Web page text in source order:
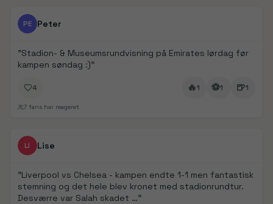
FanDays bidrag
PE Peter
"Stadion- & Museumsrundvisning på Emirates lørdag før
kampen søndag :)"
4 🔥1 ⚽1 🍺1
7 fans har reageret
FanDays bidrag
LI Lise
"Liverpool vs Chelsea - kampen endte 1-1 men fantastisk
stemning og det hele blev kronet med stadionrundtur.
Desværre var Salah skadet …"